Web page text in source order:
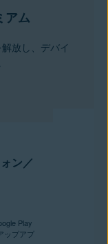
アム
放し、デバイ
ン／
Play
ップアプ